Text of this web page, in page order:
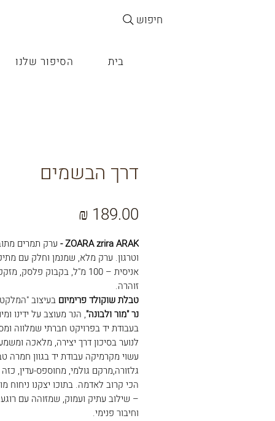
חיפוש
בית הסיפור שלנו
דרך הבשמים
ZOARA zrira ARAK - ערק תמרים
וטרגון. ערק מלא, שמנמן וחלק עם
אניסית – 100 מ"ל, בקבוק פלסק,
זוהרה.
טבלת שוקולד פרימיום בעיצוב
נר "מור ולבונה", הנר מעוצב על ידינו
בעבודת יד בפרויקט חברתי שמלווה
לנוער בסיכון דרך יצירה, מלאכה
עשוי מקרמיקה עבודת יד בגוון חמרה
גלזורה,מרקם גולמי, מחוספס-עדין,
הכי קרוב לאדמה. בתוכו יצקנו ניחוח
– שילוב עתיק ועמוק, שמזוהה עם
וחיבור פנימי.